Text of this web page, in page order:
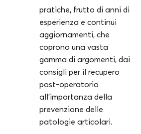
pratiche, frutto di anni di
esperienza e continui
aggiornamenti, che
coprono una vasta
gamma di argomenti, dai
consigli per il recupero
post-operatorio
all’importanza della
prevenzione delle
patologie articolari.